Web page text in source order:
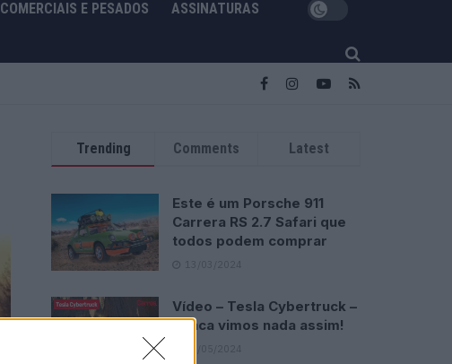
COMERCIAIS E PESADOS ASSINATURAS
Trending Comments Latest
Este é um Porsche 911
Carrera RS 2.7 Safari que
todos podem comprar
13/03/2024
Vídeo – Tesla Cybertruck –
Nunca vimos nada assim!
13/05/2024